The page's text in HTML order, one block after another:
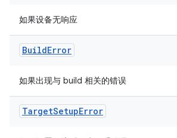
如果设备无响应
BuildError
如果出现与 build 相关的错误
TargetSetupError